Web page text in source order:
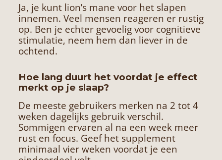
Ja, je kunt lion’s mane voor het slapen
innemen. Veel mensen reageren er rustig
op. Ben je echter gevoelig voor cognitieve
stimulatie, neem hem dan liever in de
ochtend.
Hoe lang duurt het voordat je effect
merkt op je slaap?
De meeste gebruikers merken na 2 tot 4
weken dagelijks gebruik verschil.
Sommigen ervaren al na een week meer
rust en focus. Geef het supplement
minimaal vier weken voordat je een